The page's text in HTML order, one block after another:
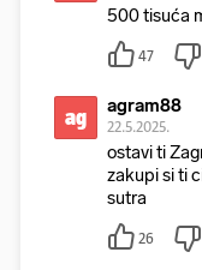
500 tisuća
47
ag agram88
22.5.2025.
ostavi ti
zakupi si ti
sutra
26